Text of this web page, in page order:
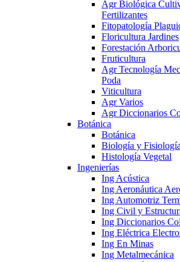
Agr Biológica
Fertilizantes
Fitopatología
Floricultura Jardines
Forestación
Fruticultura
Agr Tecnología
Poda
Viticultura
Agr Varios
Agr Diccionarios
Botánica
Botánica
Biología y
Histología Vegetal
Ingenierías
Ing Acústica
Ing Aeronáutica
Ing Automotriz
Ing Civil y
Ing Diccionarios
Ing Eléctrica
Ing En Minas
Ing Metalmecánica